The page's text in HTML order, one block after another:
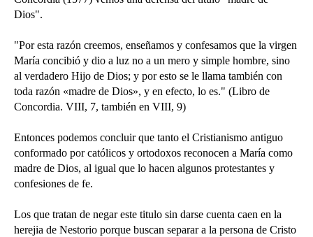
Dios".
"Por esta razón creemos, enseñamos y confesamos que la virgen
María concibió y dio a luz no a un mero y simple hombre, sino
al verdadero Hijo de Dios; y por esto se le llama también con
toda razón «madre de Dios», y en efecto, lo es." (Libro de
Concordia. VIII, 7, también en VIII, 9)
Entonces podemos concluir que tanto el Cristianismo antiguo
conformado por católicos y ortodoxos reconocen a María como
madre de Dios, al igual que lo hacen algunos protestantes y
confesiones de fe.
Los que tratan de negar este titulo sin darse cuenta caen en la
herejia de Nestorio porque buscan separar a la persona de Cristo